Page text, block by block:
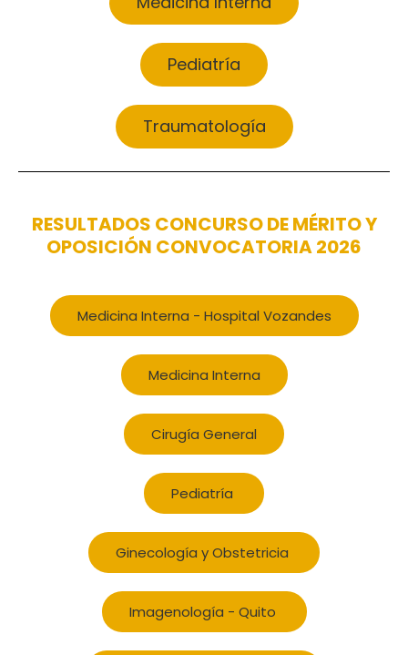
Pediatría
Traumatología
RESULTADOS CONCURSO DE MÉRITO Y
OPOSICIÓN CONVOCATORIA 2026
Medicina Interna - Hospital Vozandes
Medicina Interna
Cirugía General
Pediatría
Ginecología y Obstetricia
Imagenología - Quito